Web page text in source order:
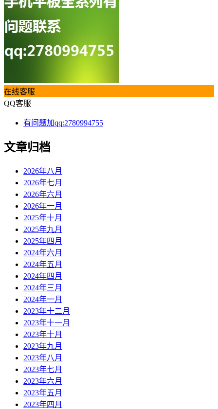
在线客服
QQ客服
有问题加qq:2780994755
文章归档
2026年八月
2026年七月
2026年六月
2026年一月
2025年十月
2025年九月
2025年四月
2024年六月
2024年五月
2024年四月
2024年三月
2024年一月
2023年十二月
2023年十一月
2023年十月
2023年九月
2023年八月
2023年七月
2023年六月
2023年五月
2023年四月